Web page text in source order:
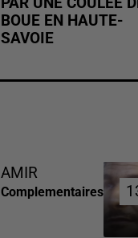
BOUE EN HAUTE-
SAVOIE
AMIR
Complementaires